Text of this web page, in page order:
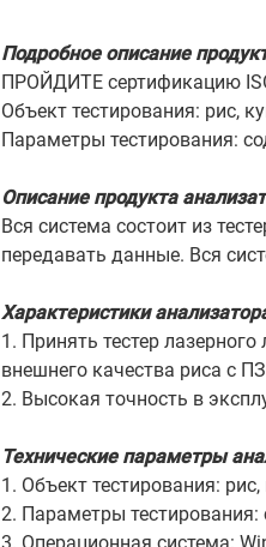
Подробное описание
ПРОЙДИТЕ сертификацию
Объект тестирования: рис,
Параметры тестирования:
Описание продукта
Вся система состоит из
передавать данные. Вся
Характеристики
1. Принять тестер
внешнего качества риса с
2. Высокая точность в
Технические параметры
1. Объект тестирования:
2. Параметры